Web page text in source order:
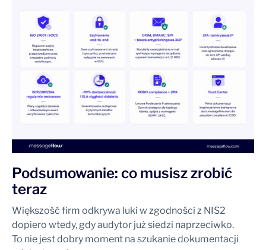
Podsumowanie: co musisz zrobić
teraz
Większość firm odkrywa luki w zgodności z NIS2
dopiero wtedy, gdy audytor już siedzi naprzeciwko.
To nie jest dobry moment na szukanie dokumentacji